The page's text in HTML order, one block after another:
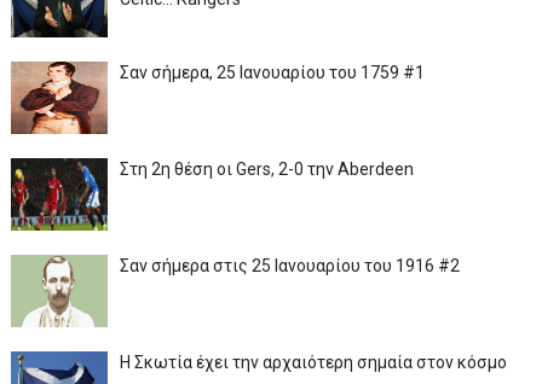
Σαν σήμερα, 25 Ιανουαρίου του 1759 #1
Στη 2η θέση οι Gers, 2-0 την Aberdeen
Σαν σήμερα στις 25 Ιανουαρίου του 1916 #2
Η Σκωτία έχει την αρχαιότερη σημαία στον κόσμο